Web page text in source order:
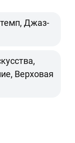
Джаз-
Верховая